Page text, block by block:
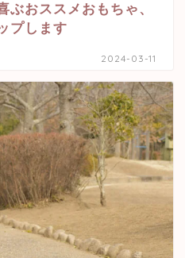
ぶおススメおもちゃ、
プします
2024-03-11